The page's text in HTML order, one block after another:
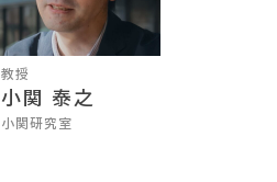
教授
小関 泰之
小関研究室